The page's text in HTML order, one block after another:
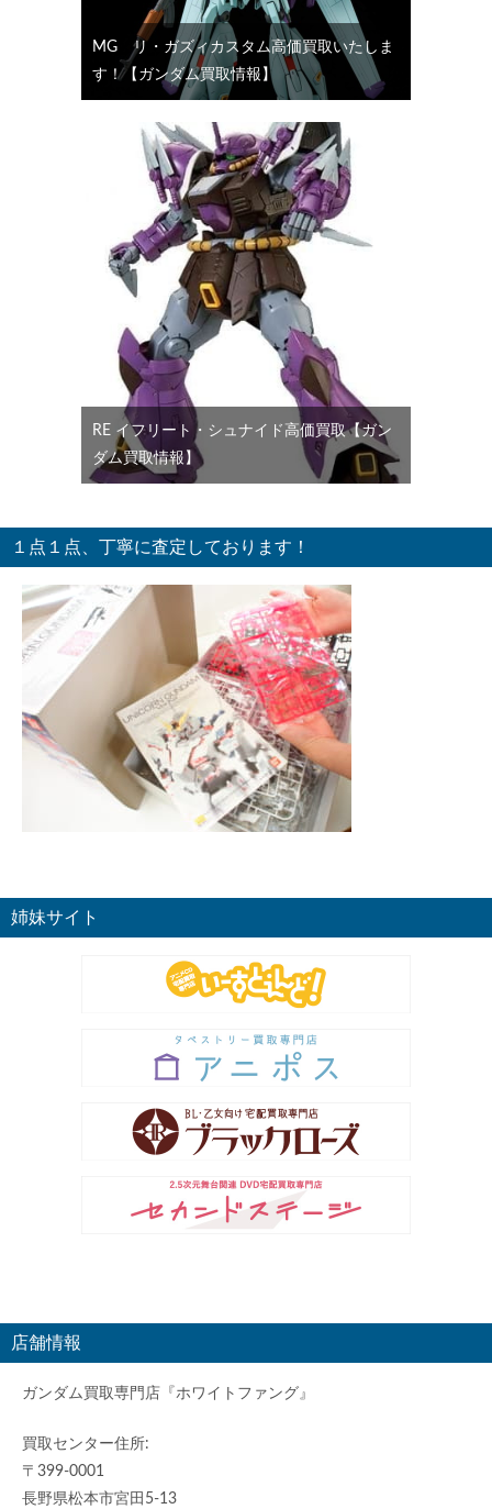
MG リ・ガズィカスタム高価買取いたしま
す！【ガンダム買取情報】
RE イフリート・シュナイド高価買取【ガン
ダム買取情報】
１点１点、丁寧に査定しております！
姉妹サイト
店舗情報
ガンダム買取専門店『ホワイトファング』
買取センター住所:
〒399-0001
長野県松本市宮田5-13